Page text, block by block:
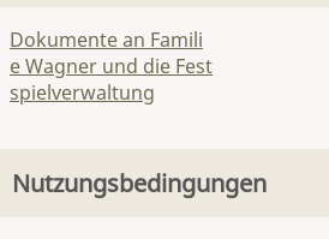
Dokumente an Famili
e Wagner und die Fest
spielverwaltung
Nutzungsbedingungen